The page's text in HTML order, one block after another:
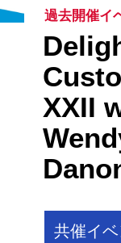
過去開催イ
XXII
共催イベ